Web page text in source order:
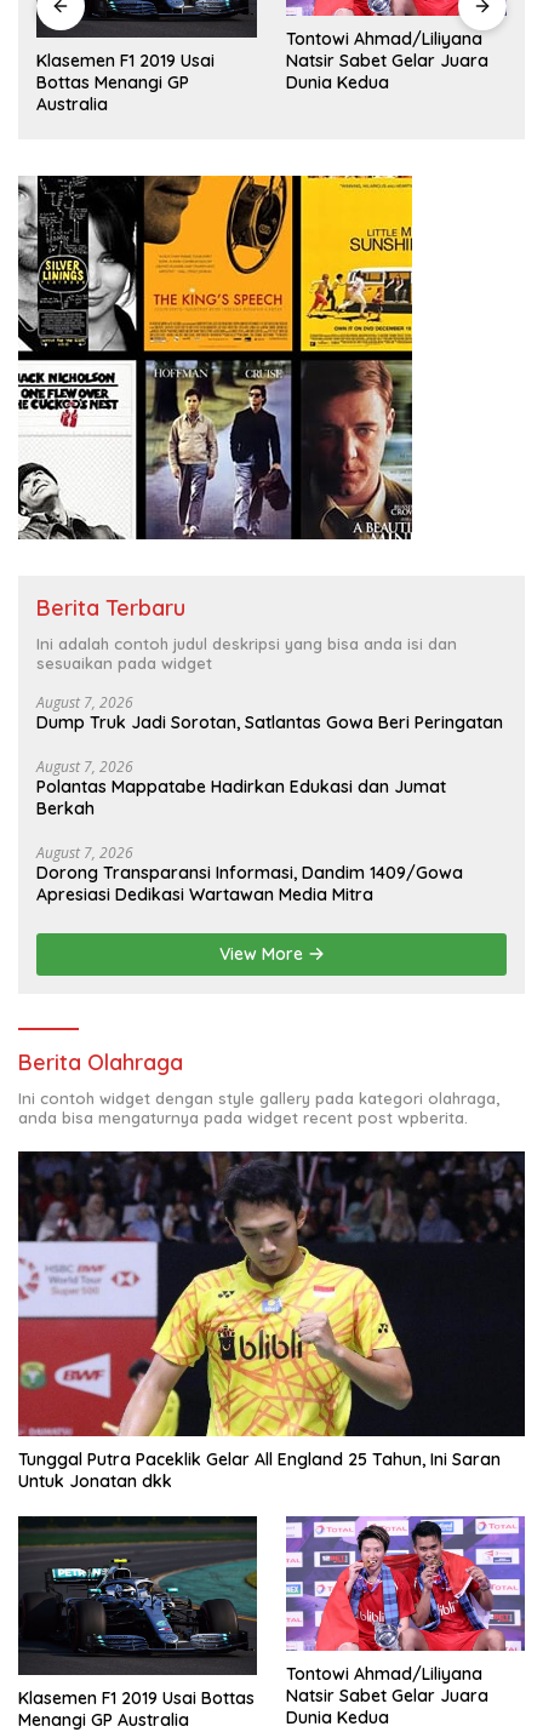
Klasemen F1 2019 Usai
Bottas Menangi GP
Australia
Tontowi Ahmad/Liliyana
Natsir Sabet Gelar Juara
Dunia Kedua
Berita Terbaru
Ini adalah contoh judul deskripsi yang bisa anda isi dan
sesuaikan pada widget
August 7, 2026
Dump Truk Jadi Sorotan, Satlantas Gowa Beri Peringatan
August 7, 2026
Polantas Mappatabe Hadirkan Edukasi dan Jumat
Berkah
August 7, 2026
Dorong Transparansi Informasi, Dandim 1409/Gowa
Apresiasi Dedikasi Wartawan Media Mitra
View More
Berita Olahraga
Ini contoh widget dengan style gallery pada kategori olahraga,
anda bisa mengaturnya pada widget recent post wpberita.
Tunggal Putra Paceklik Gelar All England 25 Tahun, Ini Saran
Untuk Jonatan dkk
Klasemen F1 2019 Usai Bottas
Menangi GP Australia
Tontowi Ahmad/Liliyana
Natsir Sabet Gelar Juara
Dunia Kedua